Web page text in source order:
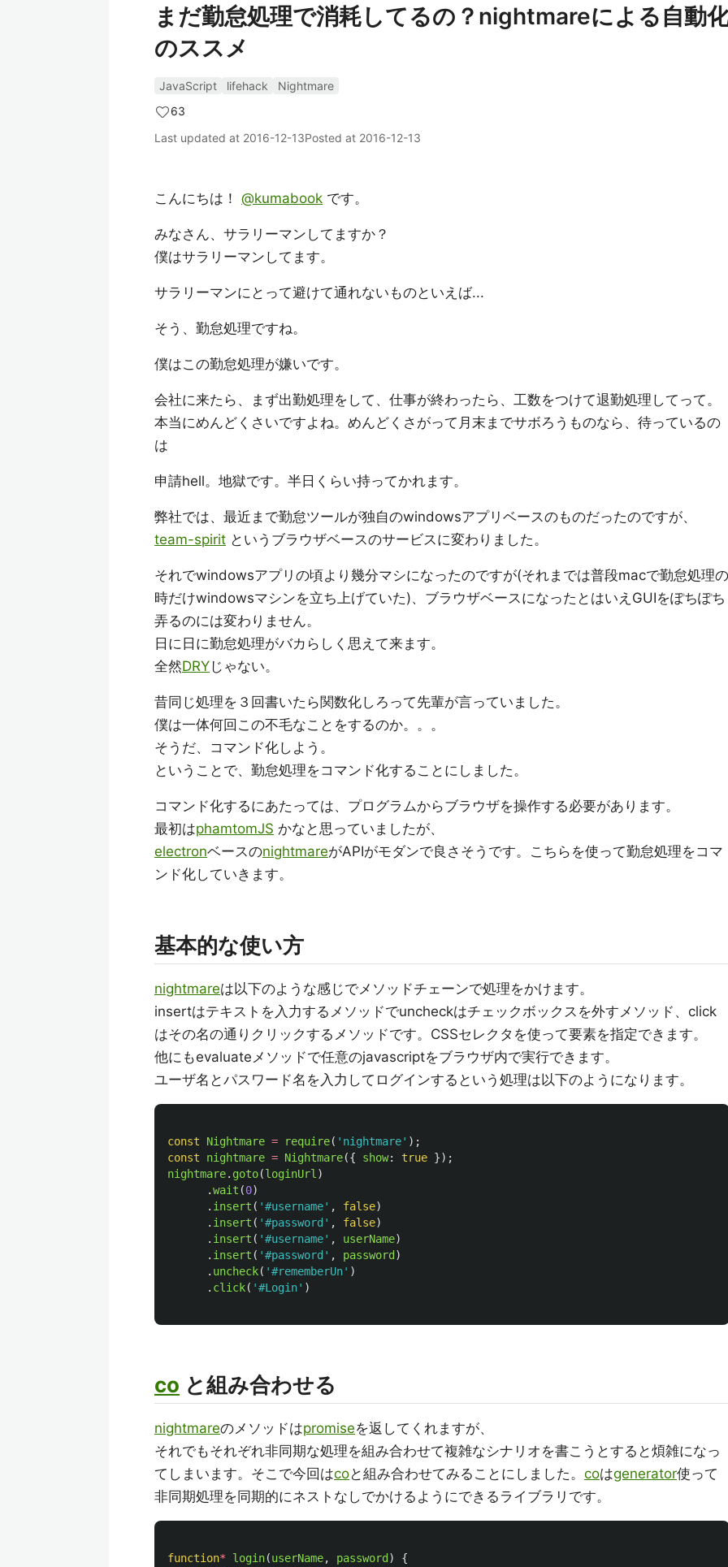
まだ勤怠処理で消耗してるの？nightmareによる自動
のススメ
JavaScript lifehack
Nightmare
63
Last updated at 2016-12-13Posted at 2016-12-13
こんにちは！ @kumabook です。
みなさん、サラリーマンしてますか？
僕はサラリーマンしてます。
サラリーマンにとって避けて通れないものといえば...
そう、勤怠処理ですね。
僕はこの勤怠処理が嫌いです。
会社に来たら、まず出勤処理をして、仕事が終わったら、工数をつけて退勤処理してって。
本当にめんどくさいですよね。めんどくさがって月末までサボろうものなら、待っているの
は
申請hell。地獄です。半日くらい持ってかれます。
弊社では、最近まで勤怠ツールが独自のwindowsアプリベースのものだったのですが、
team-spirit というブラウザベースのサービスに変わりました。
それでwindowsアプリの頃より幾分マシになったのですが(それまでは普段macで勤怠処理の
時だけwindowsマシンを立ち上げていた)、ブラウザベースになったとはいえGUIをぽちぽち
弄るのには変わりません。
日に日に勤怠処理がバカらしく思えて来ます。
全然DRYじゃない。
昔同じ処理を３回書いたら関数化しろって先輩が言っていました。
僕は一体何回この不毛なことをするのか。。。
そうだ、コマンド化しよう。
ということで、勤怠処理をコマンド化することにしました。
コマンド化するにあたっては、プログラムからブラウザを操作する必要があります。
最初はphamtomJS かなと思っていましたが、
electronベースのnightmareがAPIがモダンで良さそうです。こちらを使って勤怠処理をコマ
ンド化していきます。
基本的な使い方
nightmareは以下のような感じでメソッドチェーンで処理をかけます。
insertはテキストを入力するメソッドでuncheckはチェックボックスを外すメソッド、click
はその名の通りクリックするメソッドです。CSSセレクタを使って要素を指定できます。
他にもevaluateメソッドで任意のjavascriptをブラウザ内で実行できます。
ユーザ名とパスワード名を入力してログインするという処理は以下のようになります。
const Nightmare = require( ' nightmare' );
const
nightmare = Nightmare({ show: true });
nightmare. goto(loginUrl )
.wait (0)
. insert ( '#username' , false)
. insert ( '#password ' , false)
. insert ( '#username' , userName)
. insert ( '#password ' , password )
. uncheck( '#rememberUn' )
. click( '#Login' )
co と組み合わせる
nightmareのメソッドはpromiseを返してくれますが、
それでもそれぞれ非同期な処理を組み合わせて複雑なシナリオを書こうとすると煩雑になっ
てしまいます。そこで今回はcoと組み合わせてみることにしました。 coはgenerator使って
非同期処理を同期的にネストなしでかけるようにできるライブラリです。
function* login(userName, password )
{